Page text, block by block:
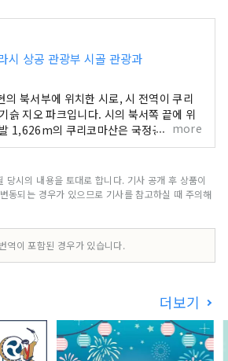
시 상공 관광부 시골 관광과
의 북서부에 위치한 시로, 시 전역이 쿠리
슭 지오 파크입니다. 시의 북서쪽 끝에 위
1,626m의 쿠리코마산은 국정공원으로
있으며, 가을 단풍 ‘신의 주탄’이 전국적으
, 람사르 조약 등록 습지로, 여름은 늪 일면
는 연꽃, 겨울은 마간이나 백조 등 많은 철
라 마인 파크, 쿠리덴 박물관의 3대 파크,
속주, 시골 풍경과 고민가 등 느긋한 쿠리
이 매력적입니다.
more
당시의 내용을 토대로 합니다. 기사 공개 후 상품이
동되는 경우가 있으므로 기사를 참고하실 때 주의해
역이 포함된 경우가 있습니다.
더보기